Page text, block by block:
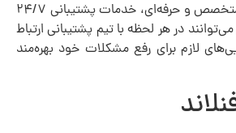
نوین هاست با تیمی متخصص و حرفه‌ای، خدمات پشتیبانی ۲۴/۷
می‌توانند در هر لحظه با تیم پشتیبانی ارتباط
لازم برای رفع مشکلات خود بهره‌مند